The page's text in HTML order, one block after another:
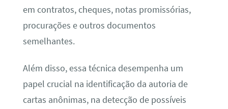
em contratos, cheques, notas promissórias,
procurações e outros documentos
semelhantes.
Além disso, essa técnica desempenha um
papel crucial na identificação da autoria de
cartas anônimas, na detecção de possíveis